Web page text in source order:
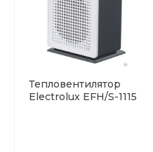
Тепловентилятор
Electrolux EFH/S-1115